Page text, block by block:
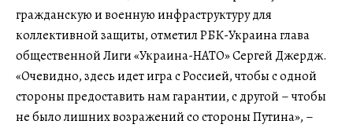
гражданскую и военную инфраструктуру для
коллективной защиты, отметил РБК-Украина глава
общественной Лиги «Украина-НАТО» Сергей Джердж.
«Очевидно, здесь идет игра с Россией, чтобы с одной
стороны предоставить нам гарантии, с другой – чтобы
не было лишних возражений со стороны Путина», –